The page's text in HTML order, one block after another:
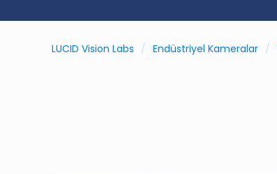
LUCID Vision Labs / Endüstriyel Kameralar /